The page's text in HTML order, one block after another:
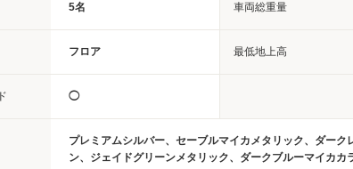
5名 車両総重量
フロア 最低地上高
◯
プレミアムシルバー、セーブルマイカメタリック、ダーク
ン、ジェイドグリーンメタリック、ダークブルーマイカカ